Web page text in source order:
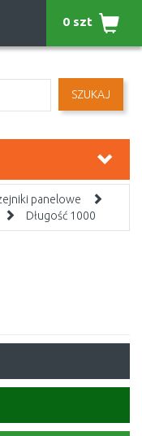
SZUKAJ
0 szt
panelowe
Długość 1000